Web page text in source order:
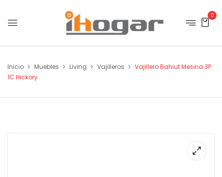
0
Inicio Muebles Living Vajilleros
Vajillero Bahiut Mesina 3P
1C Hickory